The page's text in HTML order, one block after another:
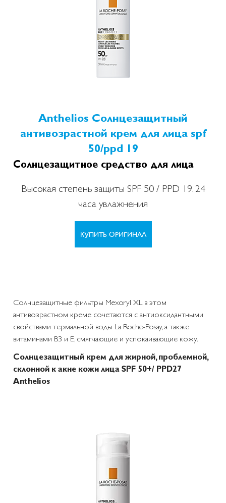
Anthelios Солнцезащитный
антивозрастной крем для лица spf
50/ppd 19
Солнцезащитное средство для лица
Высокая степень защиты SPF 50 / PPD 19. 24
часа увлажнения
КУПИТЬ ОРИГИНАЛ
Солнцезащитные фильтры Mexoryl XL в этом
антивозрастном креме сочетаются с антиоксидантными
свойствами термальной воды La Roche-Posay, а также
витаминами B3 и Е, смягчающие и успокаивающие кожу.
Солнцезащитный крем для жирной, проблемной,
склонной к акне кожи лица SPF 50+/ PPD27
Anthelios